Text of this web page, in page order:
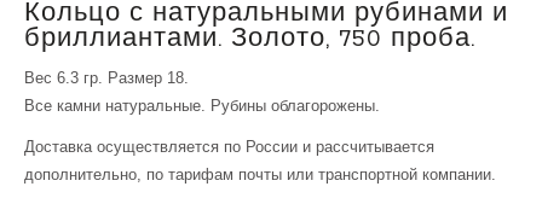
Кольцо с натуральными рубинами и
бриллиантами. Золото, 750 проба.
Вес 6.3 гр. Размер 18.
Все камни натуральные. Рубины облагорожены.
Доставка осуществляется по России и рассчитывается
дополнительно, по тарифам почты или транспортной компании.